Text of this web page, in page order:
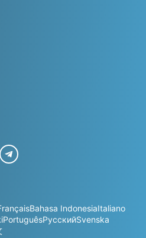
Bahasa IndonesiaItaliano
PortuguêsРусскийSvenska